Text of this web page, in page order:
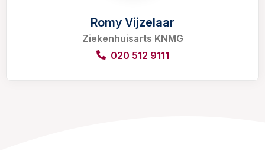
Romy Vijzelaar
Ziekenhuisarts KNMG
020 512 9111